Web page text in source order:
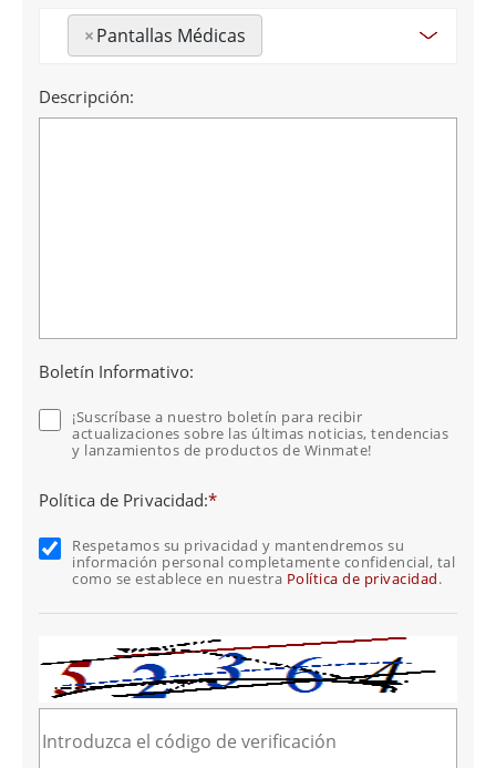
×Pantallas Médicas
Descripción:
Boletín Informativo:
¡Suscríbase a nuestro boletín para recibir
actualizaciones sobre las últimas noticias, tendencias
y lanzamientos de productos de Winmate!
Política de Privacidad:*
Respetamos su privacidad y mantendremos su
información personal completamente confidencial, tal
como se establece en nuestra Política de privacidad.